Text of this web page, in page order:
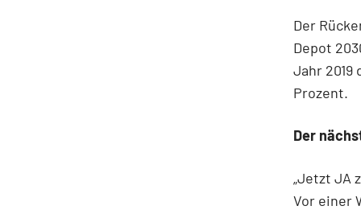
Der
Depot
Jahr 2019
Prozent.
Der
„Jetzt JA
Vor einer